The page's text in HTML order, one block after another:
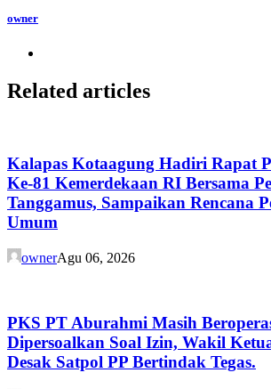
owner
Related articles
Kalapas Kotaagung Hadiri Rapat
Ke-81 Kemerdekaan RI Bersama
Tanggamus, Sampaikan Rencana
Umum
ownerAgu 06, 2026
PKS PT Aburahmi Masih
Dipersoalkan Soal Izin, Wakil
Desak Satpol PP Bertindak Tegas.